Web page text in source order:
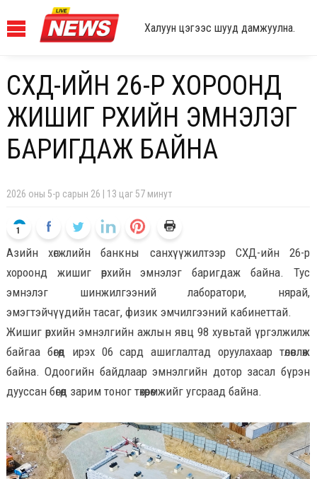
Халуун цэгээс шууд дамжуулна.
СХД-ИЙН 26-Р ХОРООНД
ЖИШИГ ӨРХИЙН ЭМНЭЛЭГ
БАРИГДАЖ БАЙНА
2026 оны 5-р сарын 26 | 13 цаг 57 минут
1
Азийн хөгжлийн банкны санхүүжилтээр СХД-ийн 26-р
хороонд жишиг өрхийн эмнэлэг баригдаж байна. Тус
эмнэлэг шинжилгээний лаборатори, нярай,
эмэгтэйчүүдийн тасаг, физик эмчилгээний кабинеттай.
Жишиг өрхийн эмнэлгийн ажлын явц 98 хувьтай үргэлжилж
байгаа бөгөөд ирэх 06 сард ашиглалтад оруулахаар төлөвлөж
байна. Одоогийн байдлаар эмнэлгийн дотор засал бүрэн
дууссан бөгөөд зарим тоног төхөөрөмжийг угсраад байна.